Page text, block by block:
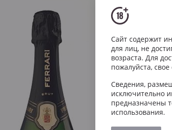
ВЫБРАТЬ ДРУГОЙ
Сайт содержит
для лиц, не
возраста. Для
пожалуйста,
Сведения,
исключительно
предназначены
использования.